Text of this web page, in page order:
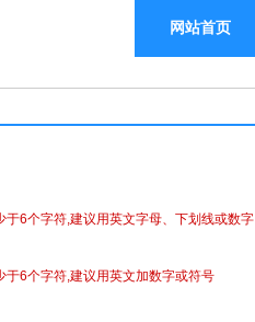
网站首页
于6个字符,建议用英文字母、下划线或数字
于6个字符,建议用英文加数字或符号